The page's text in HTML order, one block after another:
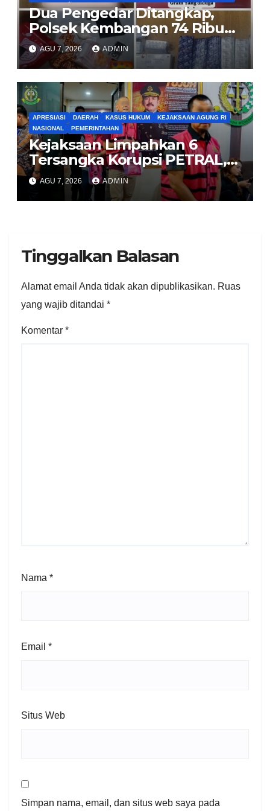
Dua Pengedar Ditangkap,
Polsek Kembangan 74 Ribu
Obat Keras, Sabu Hingga
Puluhan Vape Etomidate
Diamankan
AGU 7, 2026 ADMIN
APRESIASI DAERAH KASUS HUKUM
KEJAKSAAN AGUNG RI
NASIONAL
PEMERINTAHAN
Kejaksaan Limpahkan 6
Tersangka Korupsi PETRAL,
PES dan ISC ke PN Tipikor
Jakarta Pusat
AGU 7, 2026 ADMIN
Tinggalkan Balasan
Alamat email Anda tidak akan dipublikasikan. Ruas
yang wajib ditandai *
Komentar *
Nama *
Email *
Situs Web
Simpan nama, email, dan situs web saya pada